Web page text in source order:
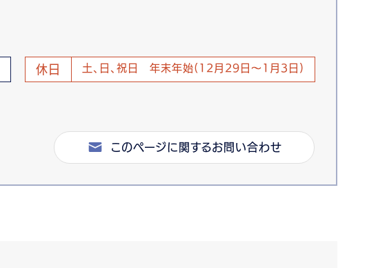
休日 土、日、祝日 年末年始(12月29日～1月3日)
このページに関するお問い合わせ